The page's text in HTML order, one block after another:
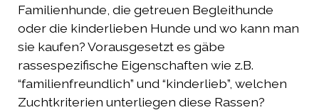
Familienhunde, die getreuen Begleithunde
oder die kinderlieben Hunde und wo kann man
sie kaufen? Vorausgesetzt es gäbe
rassespezifische Eigenschaften wie z.B.
“familienfreundlich” und “kinderlieb”, welchen
Zuchtkriterien unterliegen diese Rassen?